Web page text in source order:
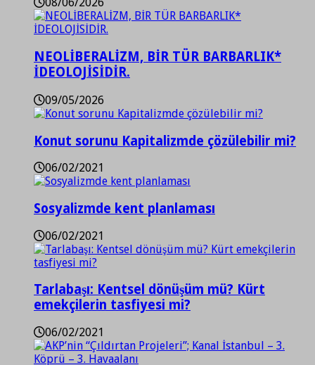
08/06/2026
NEOLİBERALİZM, BİR TÜR BARBARLIK*
İDEOLOJİSİDİR.
09/05/2026
Konut sorunu Kapitalizmde çözülebilir mi?
06/02/2021
Sosyalizmde kent planlaması
06/02/2021
Tarlabaşı: Kentsel dönüşüm mü? Kürt
emekçilerin tasfiyesi mi?
06/02/2021